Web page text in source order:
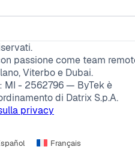
passione come team
Viterbo e Dubai.
MI - 2562796 — ByTek è
di Datrix S.p.A.
privacy
Français